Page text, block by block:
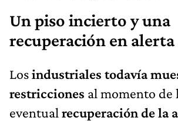
Un piso incierto y una
recuperación en alerta
Losindustriales todavía
restricciones al momento de
eventual recuperación de la